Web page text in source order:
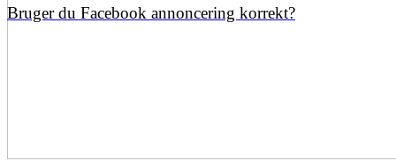
Bruger du Facebook annoncering korrekt?